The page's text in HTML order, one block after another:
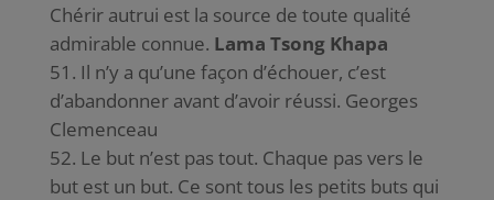
Chérir autrui est la source de toute qualité
admirable connue. Lama Tsong Khapa
Il n’y a qu’une façon d’échouer, c’est
d’abandonner avant d’avoir réussi. Georges
Clemenceau
Le but n’est pas tout. Chaque pas vers le
but est un but. Ce sont tous les petits buts qui